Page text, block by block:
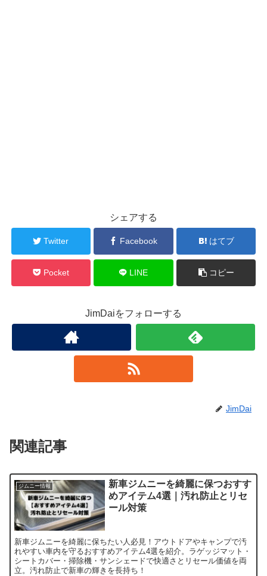
シェアする
Twitter Facebook はてブ
Pocket LINE コピー
JimDaiをフォローする
JimDai
関連記事
ジムニー情報
新車ジムニーを綺麗に保つおすす
めアイテム4選｜汚れ防止とリセ
ール対策
新車ジムニーを綺麗に保ちたい人必見！アウトドアやキャンプで汚
れやすい車内を守るおすすめアイテム4選を紹介。ラゲッジマット・
シートカバー・掃除機・サンシェードで快適さとリセール価値を両
立。汚れ防止で新車の輝きを長持ち！